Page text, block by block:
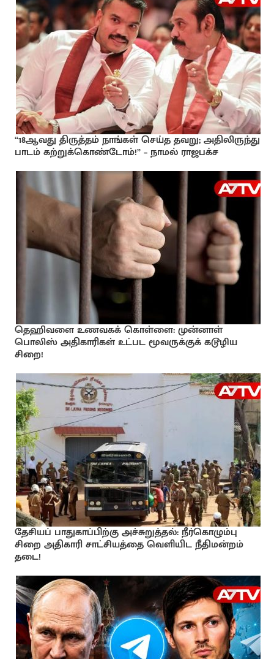
“18ஆவது திருத்தம் நாங்கள் செய்த தவறு; அதிலிருந்து
பாடம் கற்றுக்கொண்டோம்!” – நாமல் ராஜபக்ச
தெஹிவளை உணவகக் கொள்ளை: முன்னாள்
பொலிஸ் அதிகாரிகள் உட்பட மூவருக்குக் கடூழிய
சிறை!
தேசியப் பாதுகாப்பிற்கு அச்சுறுத்தல்: நீர்கொழும்பு
சிறை அதிகாரி சாட்சியத்தை வெளியிட நீதிமன்றம்
தடை!